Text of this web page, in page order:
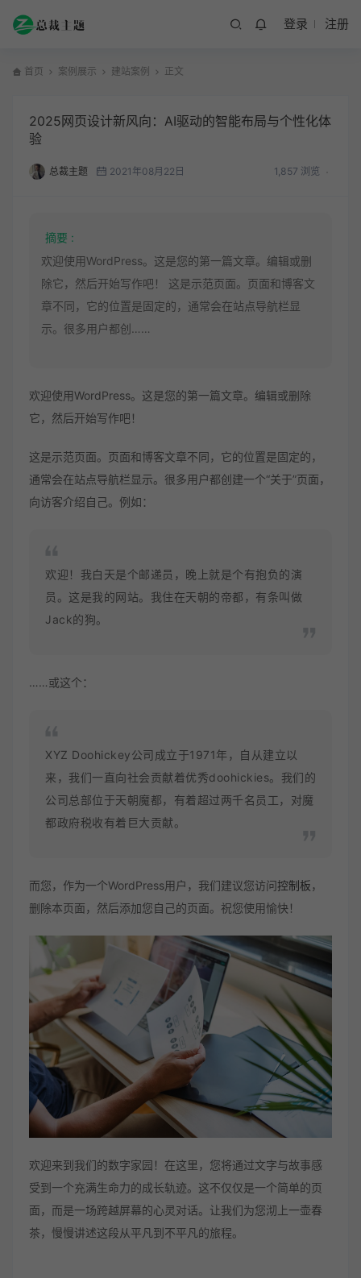
登录 注册
首页 案例展示 建站案例 正文
2025网页设计新风向：AI驱动的智能布局与个性化体
验
总裁主题 2021年08月22日 1,857 浏览
摘要 :
欢迎使用WordPress。这是您的第一篇文章。编辑或删
除它，然后开始写作吧！ 这是示范页面。页面和博客文
章不同，它的位置是固定的，通常会在站点导航栏显
示。很多用户都创……
欢迎使用WordPress。这是您的第一篇文章。编辑或删除
它，然后开始写作吧！
这是示范页面。页面和博客文章不同，它的位置是固定的，
通常会在站点导航栏显示。很多用户都创建一个“关于”页面，
向访客介绍自己。例如：
欢迎！我白天是个邮递员，晚上就是个有抱负的演
员。这是我的网站。我住在天朝的帝都，有条叫做
Jack的狗。
……或这个：
XYZ Doohickey公司成立于1971年，自从建立以
来，我们一直向社会贡献着优秀doohickies。我们的
公司总部位于天朝魔都，有着超过两千名员工，对魔
都政府税收有着巨大贡献。
而您，作为一个WordPress用户，我们建议您访问控制板，
删除本页面，然后添加您自己的页面。祝您使用愉快！
欢迎来到我们的数字家园！在这里，您将通过文字与故事感
受到一个充满生命力的成长轨迹。这不仅仅是一个简单的页
面，而是一场跨越屏幕的心灵对话。让我们为您沏上一壶春
茶，慢慢讲述这段从平凡到不平凡的旅程。